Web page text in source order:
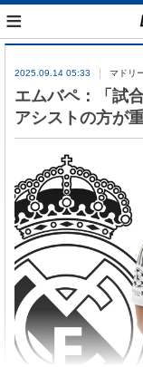
≡
2025.09.14 05:33 マドリ
エムバペ：「試
アシストの方が